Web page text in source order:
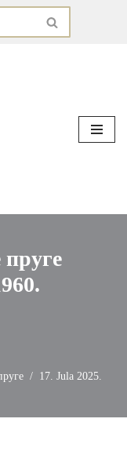
17. Jula 2025.